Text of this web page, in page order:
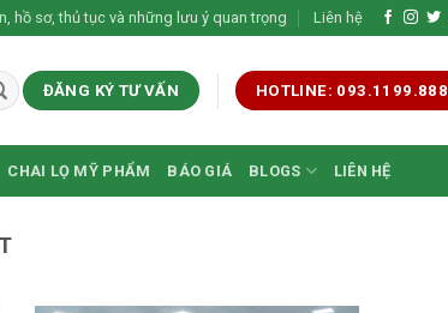
hồ sơ, thủ tục và những lưu ý quan trọng Liên hệ
ĐĂNG KÝ TƯ VẤN HOTLINE: 093.1199.888
CHAI LỌ MỸ PHẨM BÁO GIÁ BLOGS LIÊN HỆ